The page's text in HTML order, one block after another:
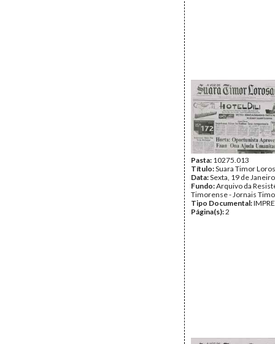
Pasta: 10275.013
Título:Suara Timor
Data:Sexta, 19 de
Fundo:Arquivo da
Timorense - Jornais
Tipo Documental:
Página(s):2